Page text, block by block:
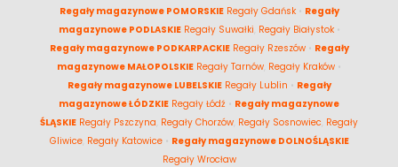
Regały magazynowe POMORSKIE Regały Gdańsk• Regały
magazynowe PODLASKIE Regały Suwałki Regały Białystok•
Regały magazynowe PODKARPACKIE Regały Rzeszów• Regały
magazynowe MAŁOPOLSKIE Regały Tarnów Regały Kraków •
Regały magazynowe LUBELSKIE Regały Lublin • Regały
magazynowe ŁÓDZKIE Regały Łódź • Regały magazynowe
ŚLĄSKIE Regały Pszczyna Regały Chorzów Regały Sosnowiec Regały
Gliwice, Regały Katowice• Regały magazynowe DOLNOŚLĄSKIE
Regały Wrocław